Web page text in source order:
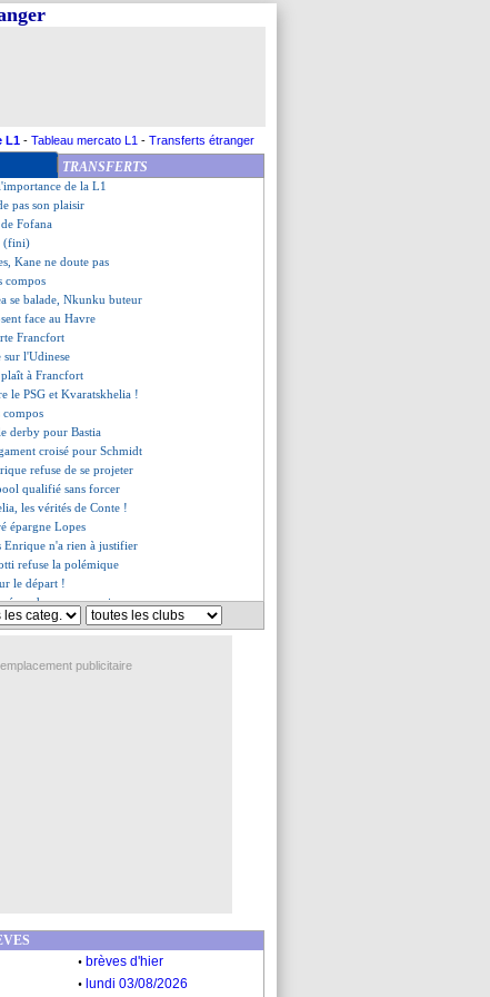
L1 - Tableau mercato L1 - Transferts étranger
TRANSFERTS
à la rumeur Rashford
(fini)
les compos
par le Torino
de la L1
pas son plaisir
Fofana
(fini)
Kane ne doute pas
compos
se balade, Nkunku buteur
face au Havre
Francfort
sur l'Udinese
à Francfort
le PSG et Kvaratskhelia !
compos
derby pour Bastia
croisé pour Schmidt
refuse de se projeter
qualifié sans forcer
les vérités de Conte !
épargne Lopes
Enrique n'a rien à justifier
refuse la polémique
le départ !
sur son avenir
?
Koné se sont expliqués
jeu. 9 janvier 2025
emplacement publicitaire
. brèves d'hier
. lundi 03/08/2026